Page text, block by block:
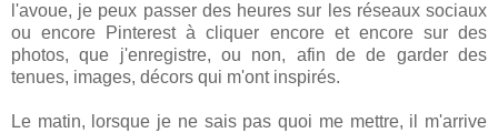
l'avoue, je peux passer des heures sur les réseaux sociaux
ou encore Pinterest à cliquer encore et encore sur des
photos, que j'enregistre, ou non, afin de de garder des
tenues, images, décors qui m'ont inspirés.
Le matin, lorsque je ne sais pas quoi me mettre, il m'arrive